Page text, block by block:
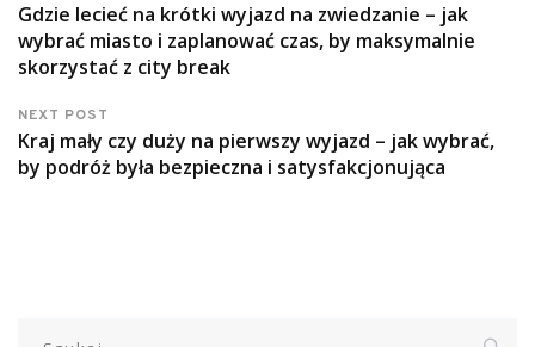
Gdzie lecieć na krótki wyjazd na zwiedzanie – jak
wybrać miasto i zaplanować czas, by maksymalnie
skorzystać z city break
NEXT POST
Kraj mały czy duży na pierwszy wyjazd – jak wybrać,
by podróż była bezpieczna i satysfakcjonująca